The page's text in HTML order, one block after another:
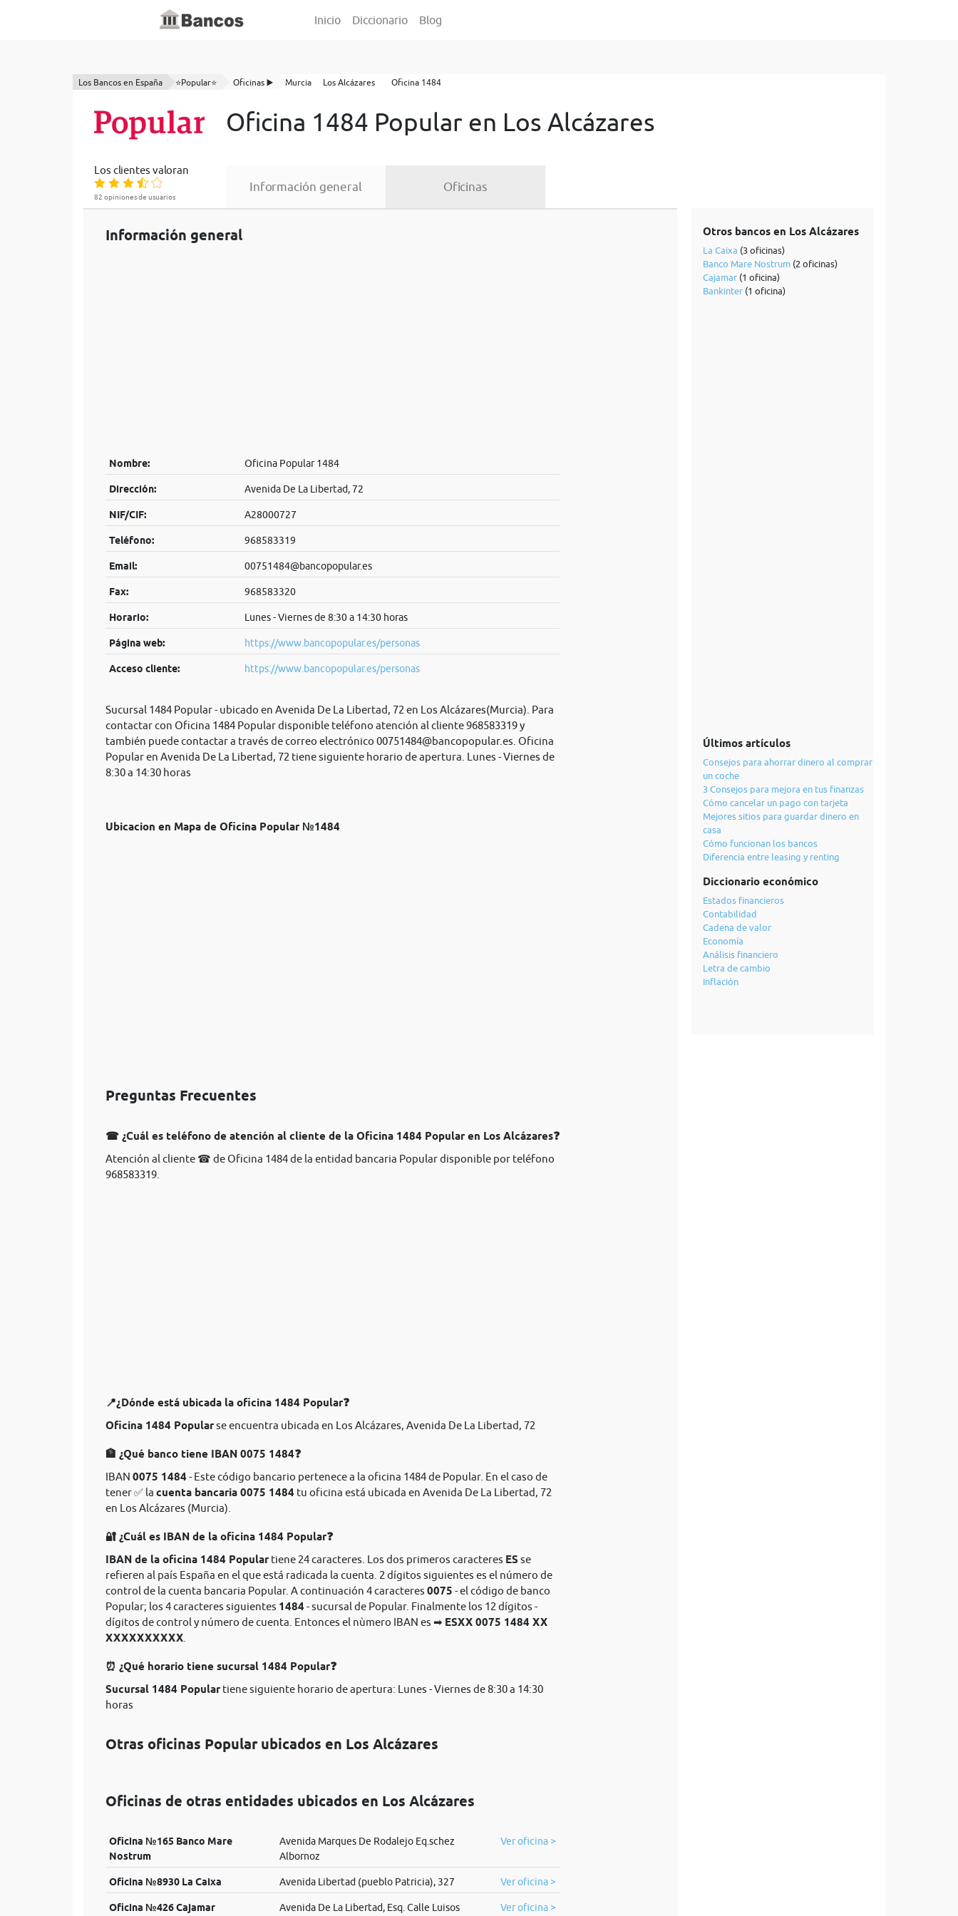
Inicio Diccionario Blog
Los Bancos en España ⭐Popular⭐ Oficinas ▶️ Murcia Los Alcázares Oficina 1484
Oficina 1484 Popular en Los Alcázares
Los clientes valoran
82 opiniones de usuarios
Información general Oficinas
Información general
Nombre: Oficina Popular 1484
Dirección: Avenida De La Libertad, 72
NIF/CIF: A28000727
Teléfono: 968583319
Email: 00751484@bancopopular.es
Fax: 968583320
Horario: Lunes - Viernes de 8:30 a 14:30 horas
Página web: https://www.bancopopular.es/personas
Acceso cliente: https://www.bancopopular.es/personas
Sucursal 1484 Popular - ubicado en Avenida De La Libertad, 72 en Los Alcázares(Murcia). Para
contactar con Oficina 1484 Popular disponible teléfono atención al cliente 968583319 y
también puede contactar a través de correo electrónico 00751484@bancopopular.es . Oficina
Popular en Avenida De La Libertad, 72 tiene siguiente horario de apertura. Lunes - Viernes de
8:30 a 14:30 horas
Ubicacion en Mapa de Oficina Popular №1484
Preguntas Frecuentes
☎ ¿Cuál es teléfono de atención al cliente de la Oficina 1484 Popular en Los Alcázares❓
Atención al cliente ☎ de Oficina 1484 de la entidad bancaria Popular disponible por teléfono
968583319.
📍¿Dónde está ubicada la oficina 1484 Popular❓
Oficina 1484 Popularse encuentra ubicada en Los Alcázares, Avenida De La Libertad, 72
🏦 ¿Qué banco tiene IBAN 0075 1484❓
IBAN 0075 1484 - Este código bancario pertenece a la oficina 1484 de Popular. En el caso de
tener ✅ la cuenta bancaria 0075 1484 tu oficina está ubicada en Avenida De La Libertad, 72
en Los Alcázares (Murcia).
🔐 ¿Cuál es IBAN de la oficina 1484 Popular❓
IBAN de la oficina 1484 Popular tiene 24 caracteres. Los dos primeros caracteres ES se
refieren al país España en el que está radicada la cuenta. 2 dígitos siguientes es el número de
control de la cuenta bancaria Popular. A continuación 4 caracteres 0075 - el código de banco
Popular; los 4 caracteres siguientes 1484 - sucursal de Popular. Finalmente los 12 dígitos -
dígitos de control y número de cuenta. Entonces el nùmero IBAN es ➡ ESXX 0075 1484 XX
XXXXXXXXXX
⏰ ¿Qué horario tiene sucursal 1484 Popular❓
Sucursal 1484 Popular tiene siguiente horario de apertura: Lunes - Viernes de 8:30 a 14:30
horas
Otras oficinas Popular ubicados en Los Alcázares
Oficinas de otras entidades ubicados en Los Alcázares
Oficina №165 Banco Mare
Nostrum
Avenida Marques De Rodalejo Eq.schez
Albornoz
Ver oficina >
Oficina №8930 La Caixa Avenida Libertad (pueblo Patricia), 327 Ver oficina >
Oficina №426 Cajamar Avenida De La Libertad, Esq. Calle Luisos Ver oficina >
Otros bancos en Los Alcázares
La Caixa (3 oficinas)
Banco Mare Nostrum(2 oficinas)
Cajamar(1 oficina)
Bankinter(1 oficina)
Últimos artículos
Consejos para ahorrar dinero al comprar
un coche
3 Consejos para mejora en tus finanzas
Cómo cancelar un pago con tarjeta
Mejores sitios para guardar dinero en
casa
Cómo funcionan los bancos
Diferencia entre leasing y renting
Diccionario económico
Estados financieros
Contabilidad
Cadena de valor
Economía
Análisis financiero
Letra de cambio
Inflación